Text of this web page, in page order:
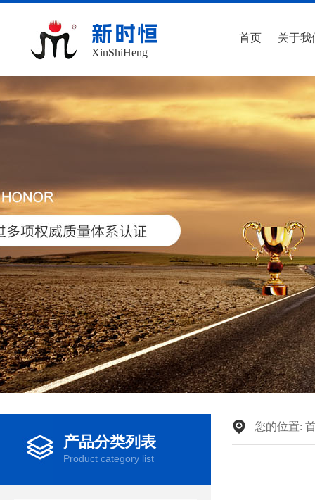
新时恒
XinShiHeng
首页 关于我
产品分类列表
Product category list
您的位置: